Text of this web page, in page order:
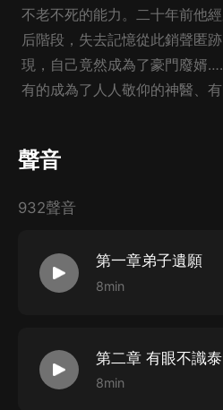
不老不死的能力。二十年前他
后階段，失去記憶從此銷聲匿
現，自己竟然成為了豪門廢婿
有的成為了人人敬仰的神醫、
聲音
932聲音
第一章弟子遺願
8min
第二章 有眼不識
8min